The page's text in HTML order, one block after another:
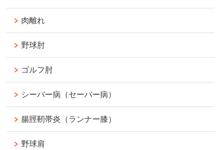
肉離れ
野球肘
ゴルフ肘
シーバー病（セーバー病）
腸脛靭帯炎（ランナー膝）
野球肩